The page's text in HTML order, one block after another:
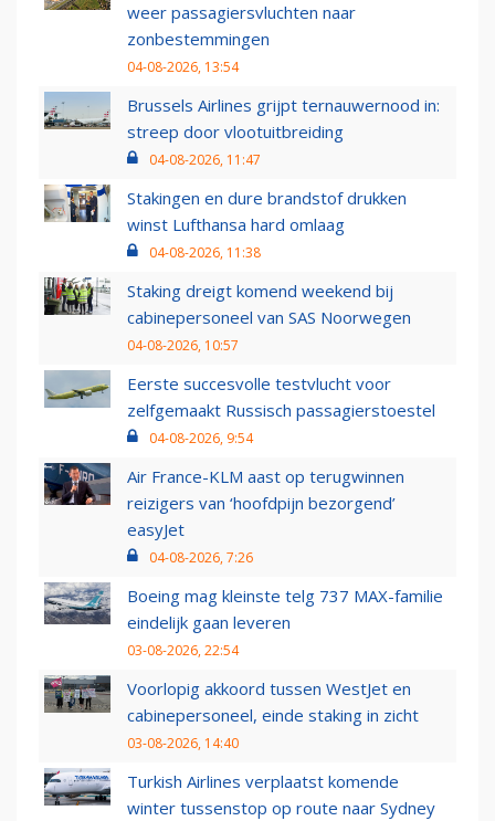
weer passagiersvluchten naar
zonbestemmingen
04-08-2026, 13:54
Brussels Airlines grijpt ternauwernood in:
streep door vlootuitbreiding
04-08-2026, 11:47
Stakingen en dure brandstof drukken
winst Lufthansa hard omlaag
04-08-2026, 11:38
Staking dreigt komend weekend bij
cabinepersoneel van SAS Noorwegen
04-08-2026, 10:57
Eerste succesvolle testvlucht voor
zelfgemaakt Russisch passagierstoestel
04-08-2026, 9:54
Air France-KLM aast op terugwinnen
reizigers van ‘hoofdpijn bezorgend’
easyJet
04-08-2026, 7:26
Boeing mag kleinste telg 737 MAX-familie
eindelijk gaan leveren
03-08-2026, 22:54
Voorlopig akkoord tussen WestJet en
cabinepersoneel, einde staking in zicht
03-08-2026, 14:40
Turkish Airlines verplaatst komende
winter tussenstop op route naar Sydney